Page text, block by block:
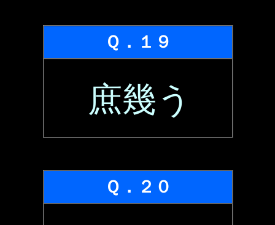
Ｑ．１９
庶幾う
Ｑ．２０